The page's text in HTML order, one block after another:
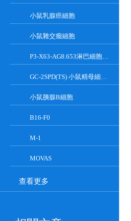
小鼠乳腺癌細胞
小鼠雜交瘤細胞
P3-X63-AG8.653淋巴細胞小鼠骨髓瘤細胞
GC-2SPD(TS) 小鼠精母細胞系
小鼠胰腺Β細胞
B16-F0
M-1
MOVAS
查看更多